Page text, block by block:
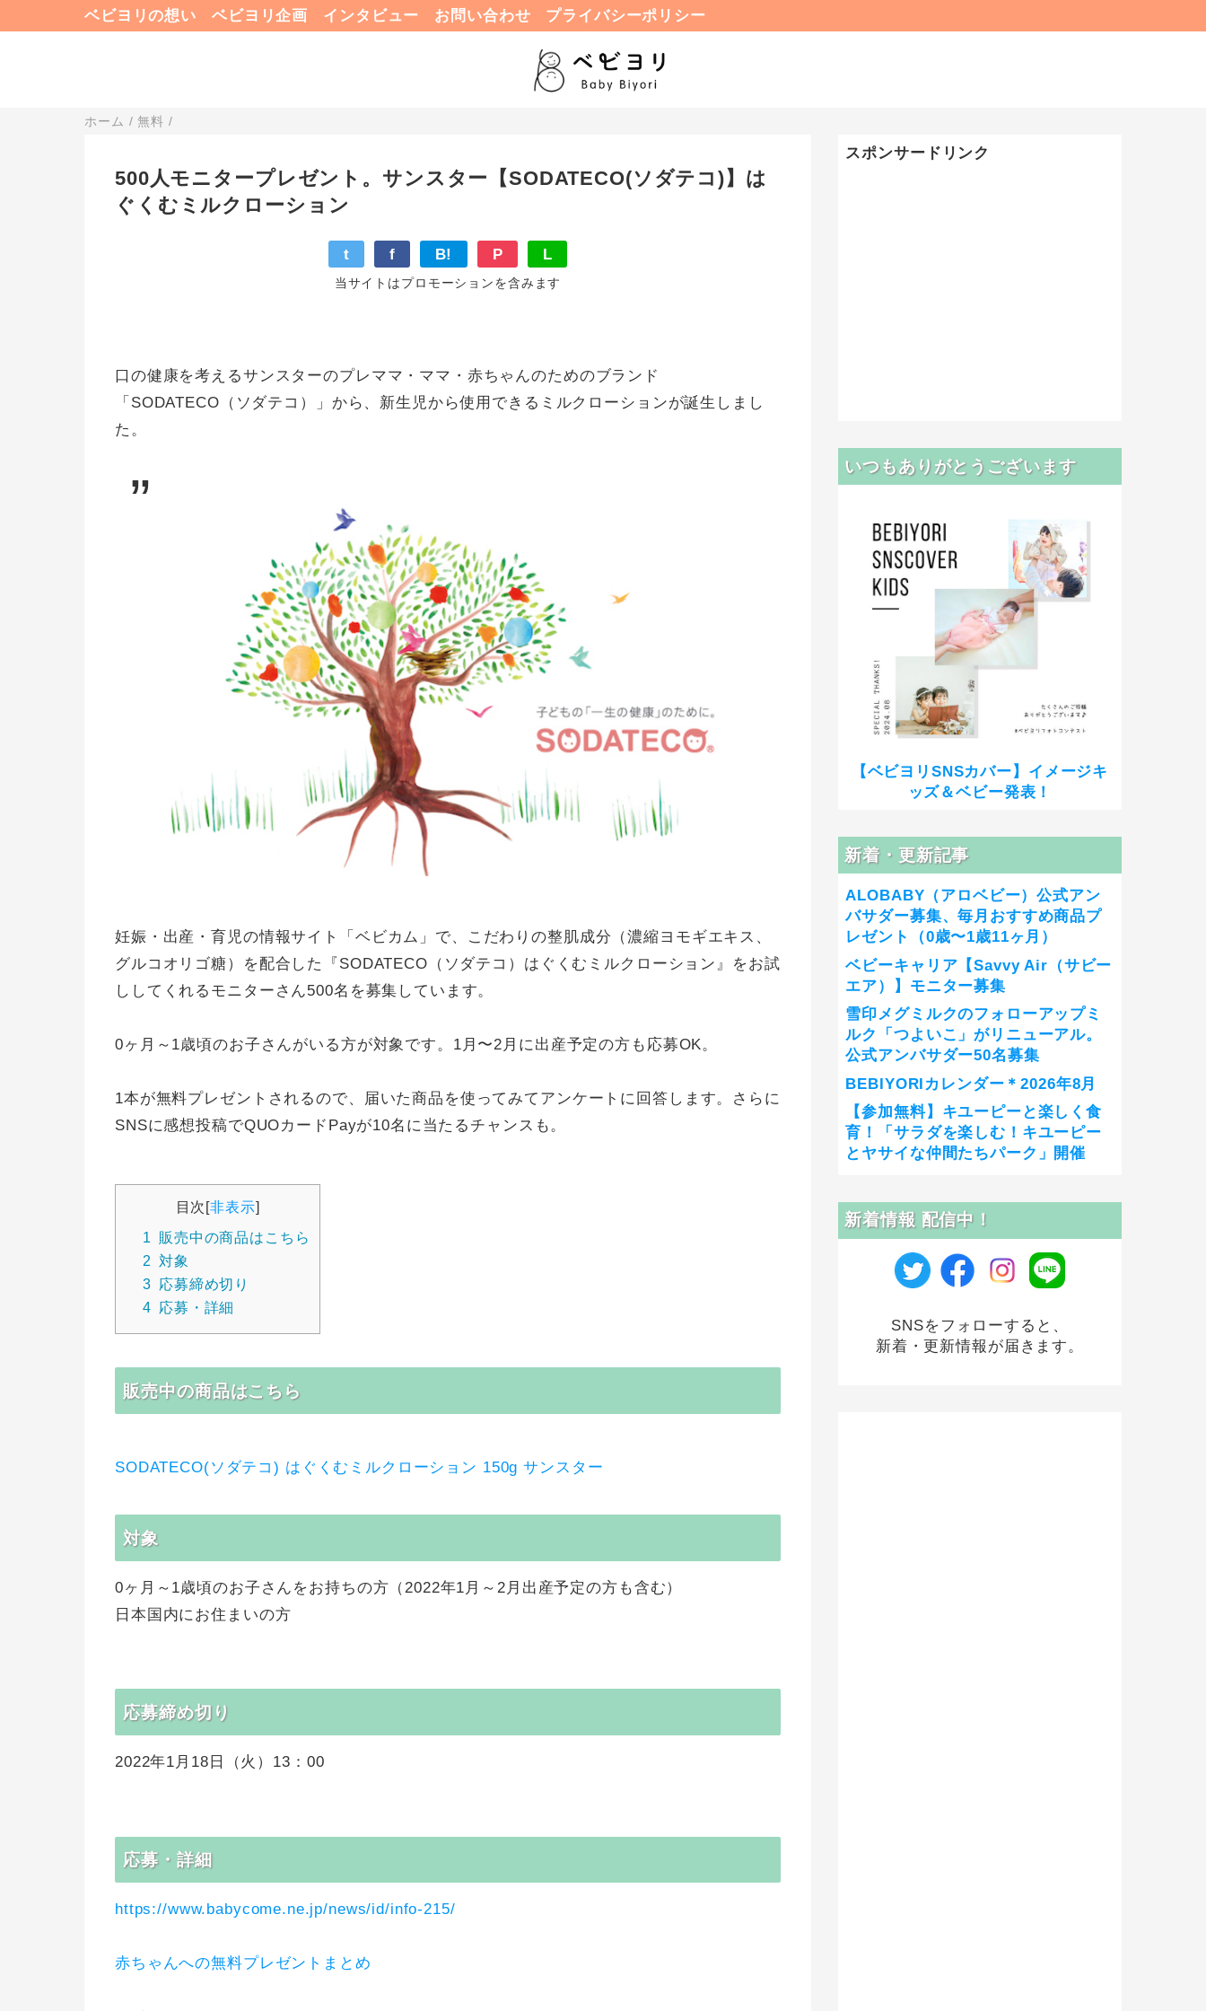
ベビヨリの想い ベビヨリ企画 インタビュー お問い合わせ プライバシーポリシー
ホーム /無料 /
500人モニタープレゼント。サンスター【SODATECO(ソダテコ)】は
ぐくむミルクローション
t f B! P L
当サイトはプロモーションを含みます
口の健康を考えるサンスターのプレママ・ママ・赤ちゃんのためのブランド
「SODATECO（ソダテコ）」から、新生児から使用できるミルクローションが誕生しまし
た。
妊娠・出産・育児の情報サイト「ベビカム」で、こだわりの整肌成分（濃縮ヨモギエキス、
グルコオリゴ糖）を配合した『SODATECO（ソダテコ）はぐくむミルクローション』をお試
ししてくれるモニターさん500名を募集しています。
0ヶ月～1歳頃のお子さんがいる方が対象です。1月〜2月に出産予定の方も応募OK。
1本が無料プレゼントされるので、届いた商品を使ってみてアンケートに回答します。さらに
SNSに感想投稿でQUOカードPayが10名に当たるチャンスも。
目次[非表示]
1
販売中の商品はこちら
2 対象
3 応募締め切り
4 応募・詳細
販売中の商品はこちら
SODATECO(ソダテコ) はぐくむミルクローション 150g サンスター
対象
0ヶ月～1歳頃のお子さんをお持ちの方（2022年1月～2月出産予定の方も含む）
日本国内にお住まいの方
応募締め切り
2022年1月18日（火）13：00
応募・詳細
https://www.babycome.ne.jp/news/id/info-215/
赤ちゃんへの無料プレゼントまとめ
スポンサードリンク
いつもありがとうございます
【ベビヨリSNSカバー】イメージキ
ッズ＆ベビー発表！
新着・更新記事
ALOBABY（アロベビー）公式アン
バサダー募集、毎月おすすめ商品プ
レゼント（0歳〜1歳11ヶ月）
ベビーキャリア【Savvy Air（サビー
エア）】モニター募集
雪印メグミルクのフォローアップミ
ルク「つよいこ」がリニューアル。
公式アンバサダー50名募集
BEBIYORIカレンダー＊2026年8月
【参加無料】キユーピーと楽しく食
育！「サラダを楽しむ！キユーピー
とヤサイな仲間たちパーク」開催
新着情報 配信中！
SNSをフォローすると、
新着・更新情報が届きます。